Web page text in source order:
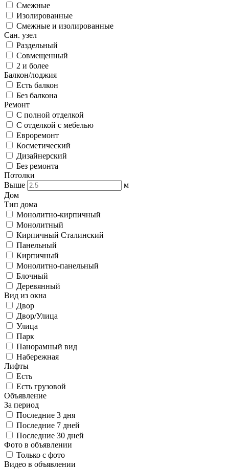
Смежные
Изолированные
Смежные и изолированные
Сан. узел
Раздельный
Совмещенный
2 и более
Балкон/лоджия
Есть балкон
Без балкона
Ремонт
С полной отделкой
С отделкой с мебелью
Евроремонт
Косметический
Дизайнерский
Без ремонта
Потолки
Выше
м
Дом
Тип дома
Монолитно-кирпичный
Монолитный
Кирпичный Сталинский
Панельный
Кирпичный
Монолитно-панельный
Блочный
Деревянный
Вид из окна
Двор
Двор/Улица
Улица
Парк
Панорамный вид
Набережная
Лифты
Есть
Есть грузовой
Объявление
За период
Последние 3 дня
Последние 7 дней
Последние 30 дней
Фото в объявлении
Только с фото
Видео в объявлении